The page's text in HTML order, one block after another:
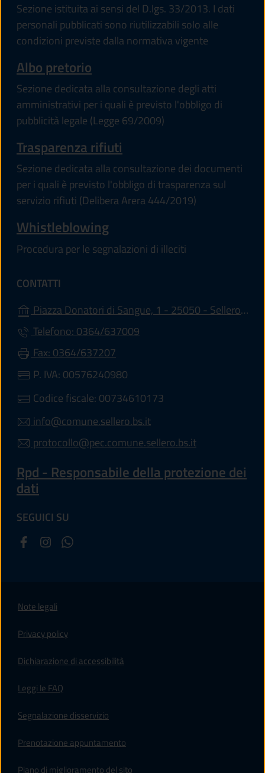
Sezione istituita ai sensi del D.lgs. 33/2013. I dati
personali pubblicati sono riutilizzabili solo alle
condizioni previste dalla normativa vigente
Albo pretorio
Sezione dedicata alla consultazione degli atti
amministrativi per i quali è previsto l'obbligo di
pubblicità legale (Legge 69/2009)
Trasparenza rifiuti
Sezione dedicata alla consultazione dei documenti
per i quali è previsto l'obbligo di trasparenza sul
servizio rifiuti (Delibera Arera 444/2019)
Whistleblowing
Procedura per le segnalazioni di illeciti
CONTATTI
Piazza Donatori di Sangue, 1 - 25050 - Sellero (BS)
Telefono: 0364/637009
Fax: 0364/637207
P. IVA: 00576240980
Codice fiscale: 00734610173
info@comune.sellero.bs.it
protocollo@pec.comune.sellero.bs.it
Rpd - Responsabile della protezione dei
dati
SEGUICI SU
Note legali
Privacy policy
Dichiarazione di accessibilità
Leggi le FAQ
Segnalazione disservizio
Prenotazione appuntamento
Piano di miglioramento del sito